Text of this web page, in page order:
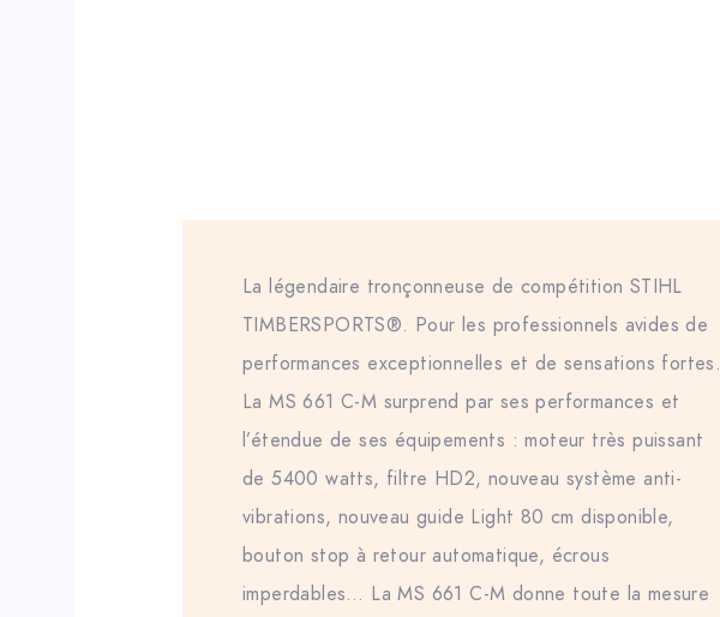
La légendaire tronçonneuse de compétition STIHL
TIMBERSPORTS®. Pour les professionnels avides de
performances exceptionnelles et de sensations fortes.
La MS 661 C-M surprend par ses performances et
l’étendue de ses équipements : moteur très puissant
de 5400 watts, filtre HD2, nouveau système anti-
vibrations, nouveau guide Light 80 cm disponible,
bouton stop à retour automatique, écrous
imperdables… La MS 661 C-M donne toute la mesure